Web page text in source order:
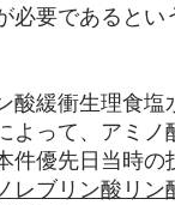
必要であるとい
緩衝生理食塩
よって、アミ
件優先日当時
レブリン酸リ